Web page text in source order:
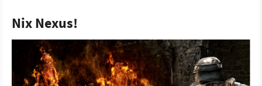
Nix Nexus!